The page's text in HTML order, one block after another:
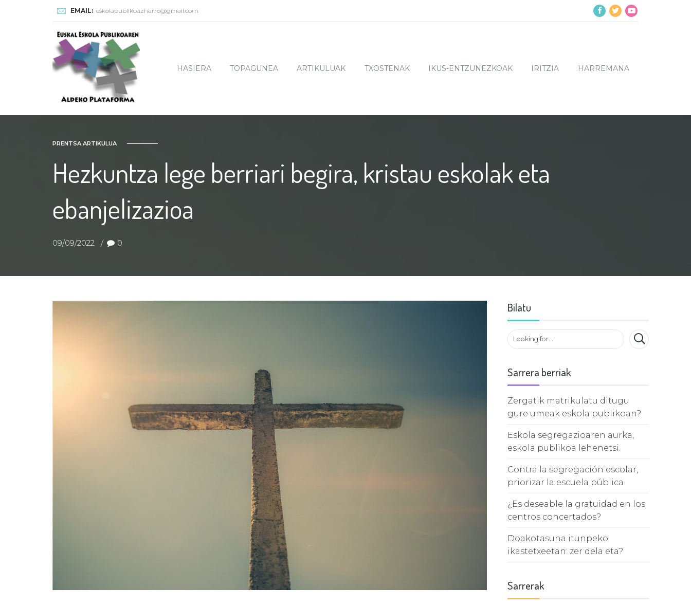
EMAIL: eskolapublikoazharro@gmail.com
HASIERA TOPAGUNEA ARTIKULUAK TXOSTENAK IKUS-ENTZUNEZKOAK IRITZIA HARREMANA
PRENTSA ARTIKULUA
Hezkuntza lege berriari begira, kristau eskolak eta
ebanjelizazioa
09/09/2022 0
Bilatu
Sarrera berriak
Zergatik matrikulatu ditugu
gure umeak eskola publikoan?
Eskola segregazioaren aurka,
eskola publikoa lehenetsi.
Contra la segregación escolar,
priorizar la escuela pública.
¿Es deseable la gratuidad en los
centros concertados?
Doakotasuna itunpeko
ikastetxeetan: zer dela eta?
Sarrerak